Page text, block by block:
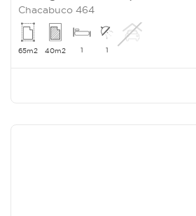
Chacabuco 464
65m2 40m2 1 1